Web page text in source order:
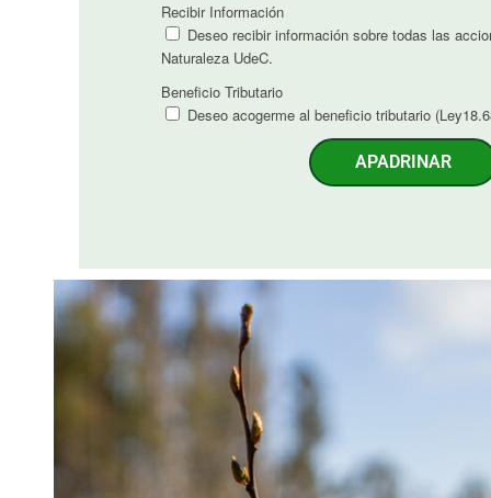
Recibir Información
Deseo recibir información sobre todas las
Naturaleza UdeC.
Beneficio Tributario
Deseo acogerme al beneficio tributario
APADRINAR